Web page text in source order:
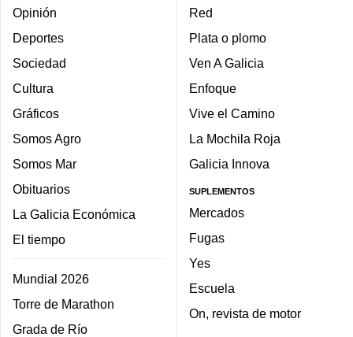
Opinión
Deportes
Sociedad
Cultura
Gráficos
Somos Agro
Somos Mar
Obituarios
La Galicia Económica
El tiempo
Mundial 2026
Torre de Marathon
Grada de Río
Red
Plata o plomo
Ven A Galicia
Enfoque
Vive el Camino
La Mochila Roja
Galicia Innova
SUPLEMENTOS
Mercados
Fugas
Yes
Escuela
On, revista de motor